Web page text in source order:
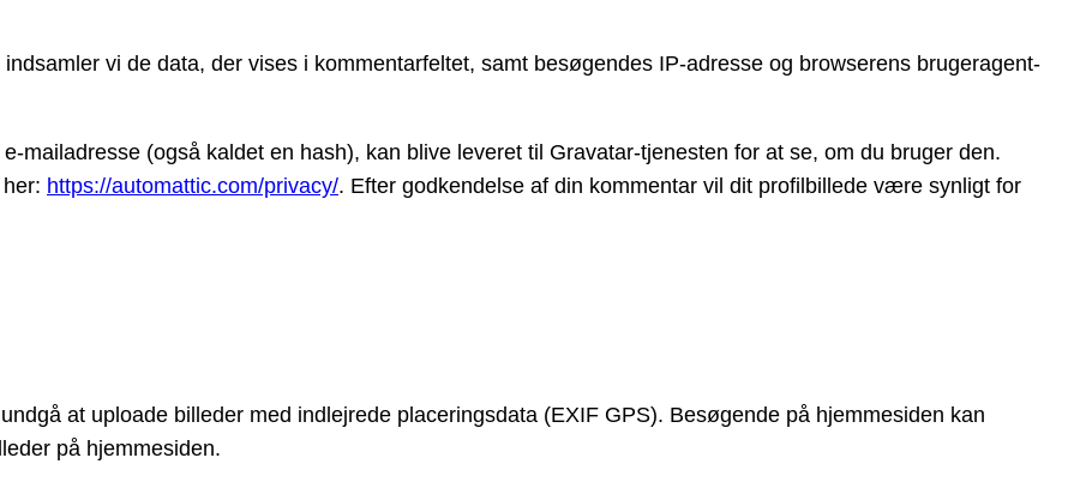
vi de data, der vises i kommentarfeltet, samt besøgendes IP-adresse og browserens brugeragent-
mailadresse (også kaldet en hash), kan blive leveret til Gravatar-tjenesten for at se, om du bruger den.
https://automattic.com/privacy/. Efter godkendelse af din kommentar vil dit profilbillede være synligt for
at uploade billeder med indlejrede placeringsdata (EXIF GPS). Besøgende på hjemmesiden kan
på hjemmesiden.